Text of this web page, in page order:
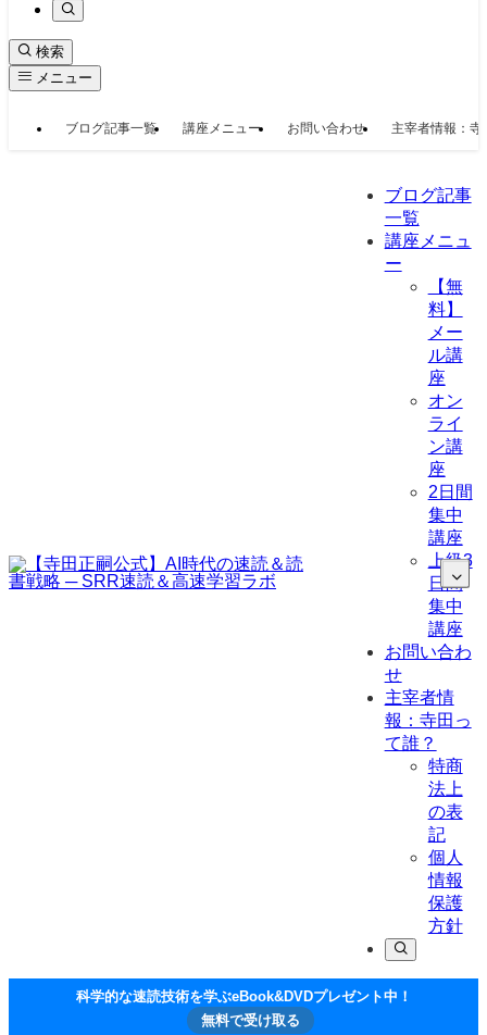
検索
メニュー
ブログ記事一覧 講座メニュー お問い合わせ 主宰者情報：寺
ブログ記事
一覧
講座メニュ
ー
【無
料】
メー
ル講
座
オン
ライ
ン講
座
2日間
集中
講座
上級3
日間
集中
講座
お問い合わ
せ
主宰者情
報：寺田っ
て誰？
特商
法上
の表
記
個人
情報
保護
方針
科学的な速読技術を学ぶeBook&DVDプレゼント中！
無料で受け取る